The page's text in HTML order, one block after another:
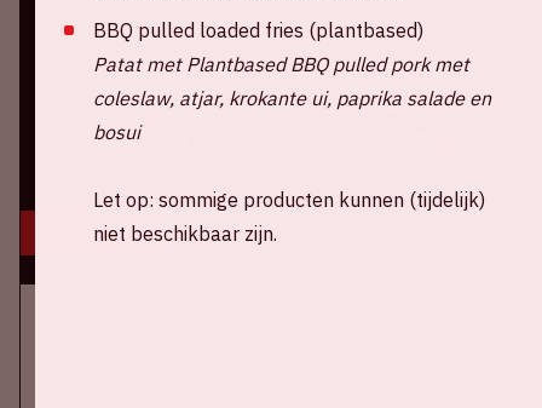
16 aug, '26
BBQ pulled loaded fries (plantbased)
Patat met Plantbased BBQ pulled pork met
coleslaw, atjar, krokante ui, paprika salade en
bosui
Let op: sommige producten kunnen (tijdelijk)
niet beschikbaar zijn.